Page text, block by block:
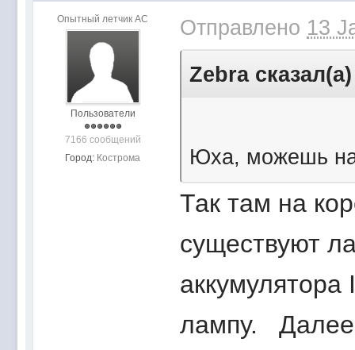
Опытный летчик АС
Пользователи
7166 сообщений
Город: Кострома
Отправлено 13
Zebra сказал(а)
Юха, можешь
Так там на
существуют
лампу.